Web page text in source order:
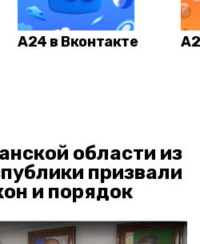
А24 в Вконтакте
области из
призвали
и порядок